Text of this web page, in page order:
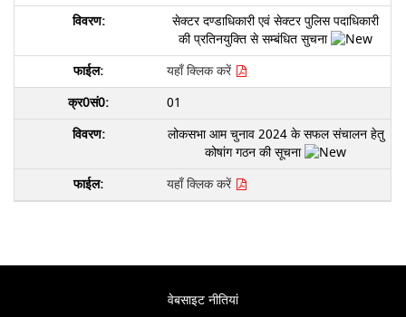
सेक्टर दण्डाधिकारी एवं सेक्टर पुलिस पदाधिकारी
की प्रतिनयुक्ति से सम्बंधित सुचना
यहाँ क्लिक करें
01
लोकसभा आम चुनाव 2024 के सफल संचालन हेतु
कोषांग गठन की सूचना
यहाँ क्लिक करें
वेबसाइट नीतियां